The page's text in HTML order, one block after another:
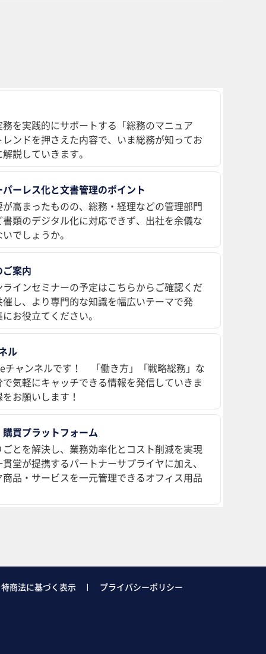
を実践的にサポートする「総務のマニュア
ンドを押さえた内容で、いま総務が知ってお
説していきます。
ーレス化と文書管理のポイント
高まったものの、総務・経理などの管理部門
類のデジタル化に対応できず、出社を余儀な
でしょうか。
案内
インセミナーの予定はこちらからご確認くだ
し、より専門的な知識を幅広いテーマで発
お役立てください。
ル
チャンネルです！ 「働き方」「戦略総務」な
気軽にキャッチできる情報を発信していきま
お願いします！
買プラットフォーム
とを解決し、業務効率化とコスト削減を実現
堂が提携するパートナーサプライヤに加え、
品・サービスを一元管理できるオフィス用品
特商法に基づく表示 プライバシーポリシー